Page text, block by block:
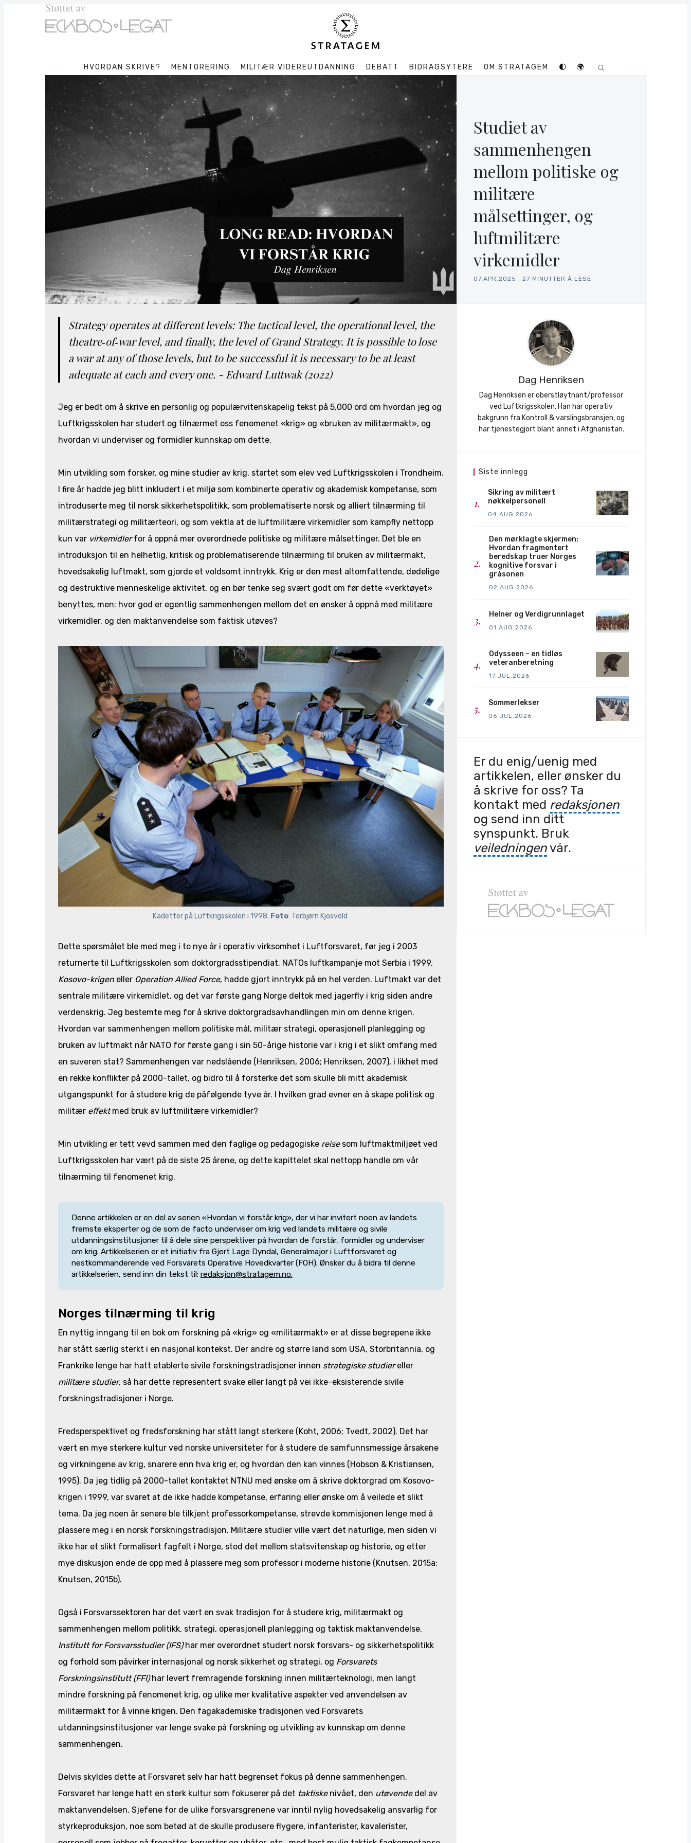
HVORDAN SKRIVE? MENTORERING MILITÆR VIDEREUTDANNING DEBATT BIDRAGSYTERE OM STRATAGEM 🌓 🌍
Søk
Stratagem
Studiet av
sammenhengen
mellom politiske og
militære
målsettinger, og
luftmilitære
virkemidler
07.APR.2025 . 27 MINUTTER Å LESE
Strategy operates at different levels: The tactical level, the operational level, the
theatre‑of‑war level, and finally, the level of Grand Strategy. It is possible to lose
a war at any of those levels, but to be successful it is necessary to be at least
adequate at each and every one. - Edward Luttwak (2022)
Jeg er bedt om å skrive en personlig og populærvitenskapelig tekst på 5,000 ord om hvordan jeg og
Luftkrigsskolen har studert og tilnærmet oss fenomenet «krig» og «bruken av militærmakt», og
hvordan vi underviser og formidler kunnskap om dette.
Min utvikling som forsker, og mine studier av krig, startet som elev ved Luftkrigsskolen i Trondheim.
I fire år hadde jeg blitt inkludert i et miljø som kombinerte operativ og akademisk kompetanse, som
introduserte meg til norsk sikkerhetspolitikk, som problematiserte norsk og alliert tilnærming til
militærstrategi og militærteori, og som vektla at de luftmilitære virkemidler som kampfly nettopp
kun var virkemidlerfor å oppnå mer overordnede politiske og militære målsettinger. Det ble en
introduksjon til en helhetlig, kritisk og problematiserende tilnærming til bruken av militærmakt,
hovedsakelig luftmakt, som gjorde et voldsomt inntrykk. Krig er den mest altomfattende, dødelige
og destruktive menneskelige aktivitet, og en bør tenke seg svært godt om før dette «verktøyet»
benyttes, men: hvor god er egentlig sammenhengen mellom det en ønsker å oppnå med militære
virkemidler, og den maktanvendelse som faktisk utøves?
Kadetter på Luftkrigsskolen i 1998. Foto: Torbjørn Kjosvold
Dette spørsmålet ble med meg i to nye år i operativ virksomhet i Luftforsvaret, før jeg i 2003
returnerte til Luftkrigsskolen som doktorgradsstipendiat. NATOs luftkampanje mot Serbia i 1999,
Kosovo-krigen eller Operation Allied Force, hadde gjort inntrykk på en hel verden. Luftmakt var det
sentrale militære virkemidlet, og det var første gang Norge deltok med jagerfly i krig siden andre
verdenskrig. Jeg bestemte meg for å skrive doktorgradsavhandlingen min om denne krigen.
Hvordan var sammenhengen mellom politiske mål, militær strategi, operasjonell planlegging og
bruken av luftmakt når NATO for første gang i sin 50-årige historie var i krig i et slikt omfang med
en suveren stat? Sammenhengen var nedslående (Henriksen, 2006; Henriksen, 2007), i likhet med
en rekke konflikter på 2000-tallet, og bidro til å forsterke det som skulle bli mitt akademisk
utgangspunkt for å studere krig de påfølgende tyve år. I hvilken grad evner en å skape politisk og
militær effektmed bruk av luftmilitære virkemidler?
Min utvikling er tett vevd sammen med den faglige og pedagogiske reisesom luftmaktmiljøet ved
Luftkrigsskolen har vært på de siste 25 årene, og dette kapittelet skal nettopp handle om vår
tilnærming til fenomenet krig.
Denne artikkelen er en del av serien «Hvordan vi forstår krig», der vi har invitert noen av landets
fremste eksperter og de som de facto underviser om krig ved landets militære og sivile
utdanningsinstitusjoner til å dele sine perspektiver på hvordan de forstår, formidler og underviser
om krig. Artikkelserien er et initiativ fra Gjert Lage Dyndal, Generalmajor i Luftforsvaret og
nestkommanderende ved Forsvarets Operative Hovedkvarter (FOH). Ønsker du å bidra til denne
artikkelserien, send inn din tekst til: redaksjon@stratagem.no.
Norges tilnærming til krig
En nyttig inngang til en bok om forskning på «krig» og «militærmakt» er at disse begrepene ikke
har stått særlig sterkt i en nasjonal kontekst. Der andre og større land som USA, Storbritannia, og
Frankrike lenge har hatt etablerte sivile forskningstradisjoner innen strategiske studiereller
militære studier, så har dette representert svake eller langt på vei ikke-eksisterende sivile
forskningstradisjoner i Norge.
Fredsperspektivet og fredsforskning har stått langt sterkere (Koht, 2006; Tvedt, 2002). Det har
vært en mye sterkere kultur ved norske universiteter for å studere de samfunnsmessige årsakene
og virkningene av krig, snarere enn hva krig er, og hvordan den kan vinnes (Hobson & Kristiansen,
1995). Da jeg tidlig på 2000-tallet kontaktet NTNU med ønske om å skrive doktorgrad om Kosovo-
krigen i 1999, var svaret at de ikke hadde kompetanse, erfaring eller ønske om å veilede et slikt
tema. Da jeg noen år senere ble tilkjent professorkompetanse, strevde kommisjonen lenge med å
plassere meg i en norsk forskningstradisjon. Militære studier ville vært det naturlige, men siden vi
ikke har et slikt formalisert fagfelt i Norge, stod det mellom statsvitenskap og historie, og etter
mye diskusjon ende de opp med å plassere meg som professor i moderne historie (Knutsen, 2015a;
Knutsen, 2015b).
Også i Forsvarssektoren har det vært en svak tradisjon for å studere krig, militærmakt og
sammenhengen mellom politikk, strategi, operasjonell planlegging og taktisk maktanvendelse.
Institutt for Forsvarsstudier (IFS)har mer overordnet studert norsk forsvars- og sikkerhetspolitikk
og forhold som påvirker internasjonal og norsk sikkerhet og strategi, og Forsvarets
Forskningsinstitutt (FFI)har levert fremragende forskning innen militærteknologi, men langt
mindre forskning på fenomenet krig, og ulike mer kvalitative aspekter ved anvendelsen av
militærmakt for å vinne krigen. Den fagakademiske tradisjonen ved Forsvarets
utdanningsinstitusjoner var lenge svake på forskning og utvikling av kunnskap om denne
sammenhengen.
Delvis skyldes dette at Forsvaret selv har hatt begrenset fokus på denne sammenhengen.
Forsvaret har lenge hatt en sterk kultur som fokuserer på det taktiskenivået, den utøvendedel av
maktanvendelsen. Sjefene for de ulike forsvarsgrenene var inntil nylig hovedsakelig ansvarlig for
styrkeproduksjon, noe som betød at de skulle produsere flygere, infanterister, kavalerister,
Dag Henriksen
Dag Henriksen er oberstløytnant/professor
ved Luftkrigsskolen. Han har operativ
bakgrunn fra Kontroll & varslingsbransjen, og
har tjenestegjort blant annet i Afghanistan.
Siste innlegg
Sikring av militært
nøkkelpersonell
04.AUG.2026
Den mørklagte skjermen:
Hvordan fragmentert
beredskap truer Norges
kognitive forsvar i
gråsonen
02.AUG.2026
Helner og Verdigrunnlaget
01.AUG.2026
Odysseen – en tidløs
veteranberetning
17.JUL.2026
Sommerlekser
06.JUL.2026
Er du enig/uenig med
artikkelen, eller ønsker du
å skrive for oss? Ta
kontakt med redaksjonen
og send inn ditt
synspunkt. Bruk
veiledningenvår.